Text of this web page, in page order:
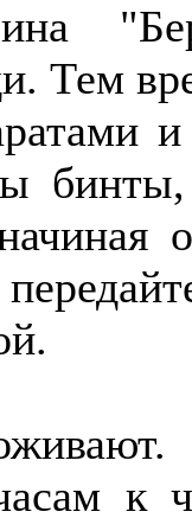
Тем
к